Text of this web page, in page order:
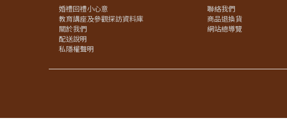
婚禮回禮小心意
教育講座及參觀探訪資料庫
關於我們
配送說明
私隱權聲明
聯絡我們
商品退換貨
網站總導覽